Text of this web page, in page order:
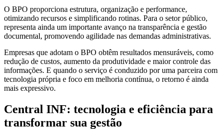
O BPO proporciona estrutura, organização e performance,
otimizando recursos e simplificando rotinas. Para o setor público,
representa ainda um importante avanço na transparência e gestão
documental, promovendo agilidade nas demandas administrativas.
Empresas que adotam o BPO obtêm resultados mensuráveis, como
redução de custos, aumento da produtividade e maior controle das
informações. E quando o serviço é conduzido por uma parceira com
tecnologia própria e foco em melhoria contínua, o retorno é ainda
mais expressivo.
Central INF: tecnologia e eficiência para
transformar sua gestão